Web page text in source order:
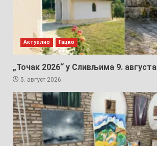
Актуелно Гацко
„Точак 2026“ у Сливљима 9. августа
5. август 2026.